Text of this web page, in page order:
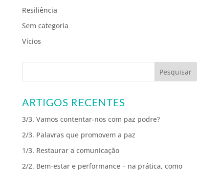
Resiliência
Sem categoria
Vícios
ARTIGOS RECENTES
3/3. Vamos contentar-nos com paz podre?
2/3. Palavras que promovem a paz
1/3. Restaurar a comunicação
2/2. Bem-estar e performance – na prática, como